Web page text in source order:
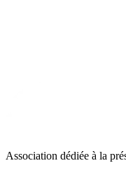
Association dédiée à la